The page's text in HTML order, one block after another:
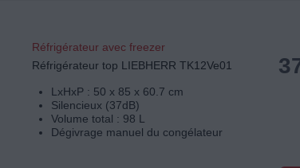
Réfrigérateur avec freezer
Réfrigérateur top LIEBHERR TK12Ve01
LxHxP : 50 x 85 x 60.7 cm
Silencieux (37dB)
Volume total : 98 L
Dégivrage manuel du congélateur